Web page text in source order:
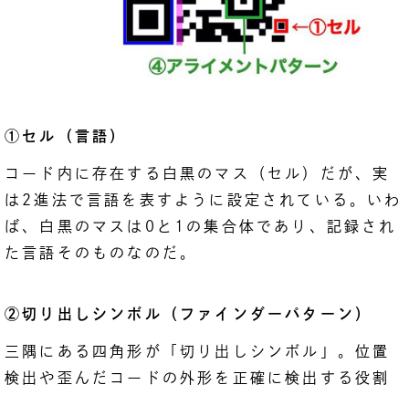
①セル（言語）
コード内に存在する白黒のマス（セル）だが、実
は2進法で言語を表すように設定されている。いわ
ば、白黒のマスは0と1の集合体であり、記録され
た言語そのものなのだ。
②切り出しシンボル（ファインダーパターン）
三隅にある四角形が「切り出しシンボル」。位置
検出や歪んだコードの外形を正確に検出する役割